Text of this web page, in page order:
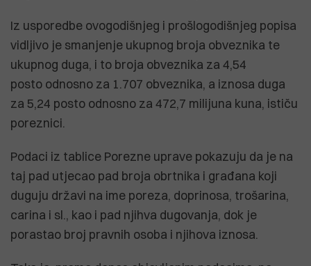
Iz usporedbe ovogodišnjeg i prošlogodišnjeg popisa
vidljivo je smanjenje ukupnog broja obveznika te
ukupnog duga, i to broja obveznika za 4,54
posto odnosno za 1.707 obveznika, a iznosa duga
za 5,24 posto odnosno za 472,7 milijuna kuna, ističu
poreznici.
Podaci iz tablice Porezne uprave pokazuju da je na
taj pad utjecao pad broja obrtnika i građana koji
duguju državi na ime poreza, doprinosa, trošarina,
carina i sl., kao i pad njihva dugovanja, dok je
porastao broj pravnih osoba i njihova iznosa.